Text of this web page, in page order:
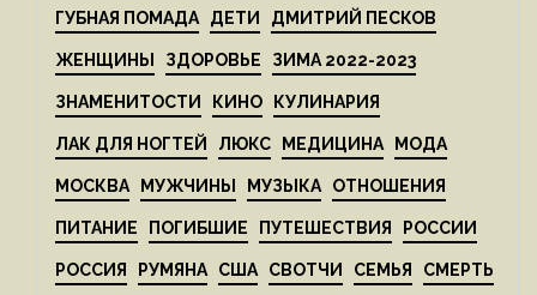
ГУБНАЯ ПОМАДА ДЕТИ ДМИТРИЙ ПЕСКОВ
ЖЕНЩИНЫ ЗДОРОВЬЕ ЗИМА 2022-2023
ЗНАМЕНИТОСТИ КИНО КУЛИНАРИЯ
ЛАК ДЛЯ НОГТЕЙ ЛЮКС МЕДИЦИНА МОДА
МОСКВА МУЖЧИНЫ МУЗЫКА ОТНОШЕНИЯ
ПИТАНИЕ ПОГИБШИЕ ПУТЕШЕСТВИЯ РОССИИ
РОССИЯ РУМЯНА США СВОТЧИ СЕМЬЯ СМЕРТЬ